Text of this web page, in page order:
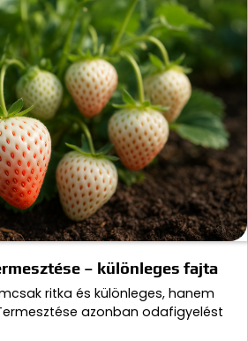
– különleges fajta
ritka és különleges, hanem
azonban odafigyelést